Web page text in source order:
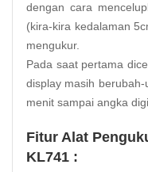
dengan cara
(kira-kira kedalaman
mengukur.
Pada saat pertama
display masih
menit sampai angka
Fitur Alat
KL741 :